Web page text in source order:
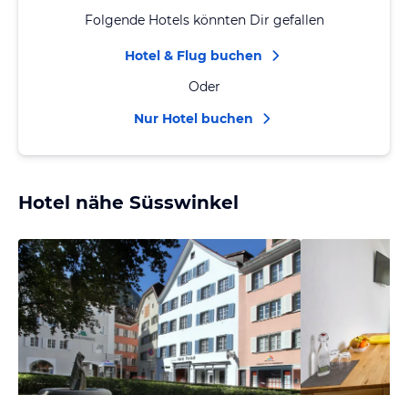
Folgende Hotels könnten Dir gefallen
Hotel & Flug buchen
Oder
Nur Hotel buchen
Hotel nähe Süsswinkel